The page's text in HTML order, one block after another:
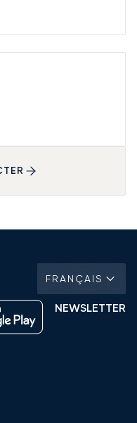
FRANÇAIS
NEWSLETTER